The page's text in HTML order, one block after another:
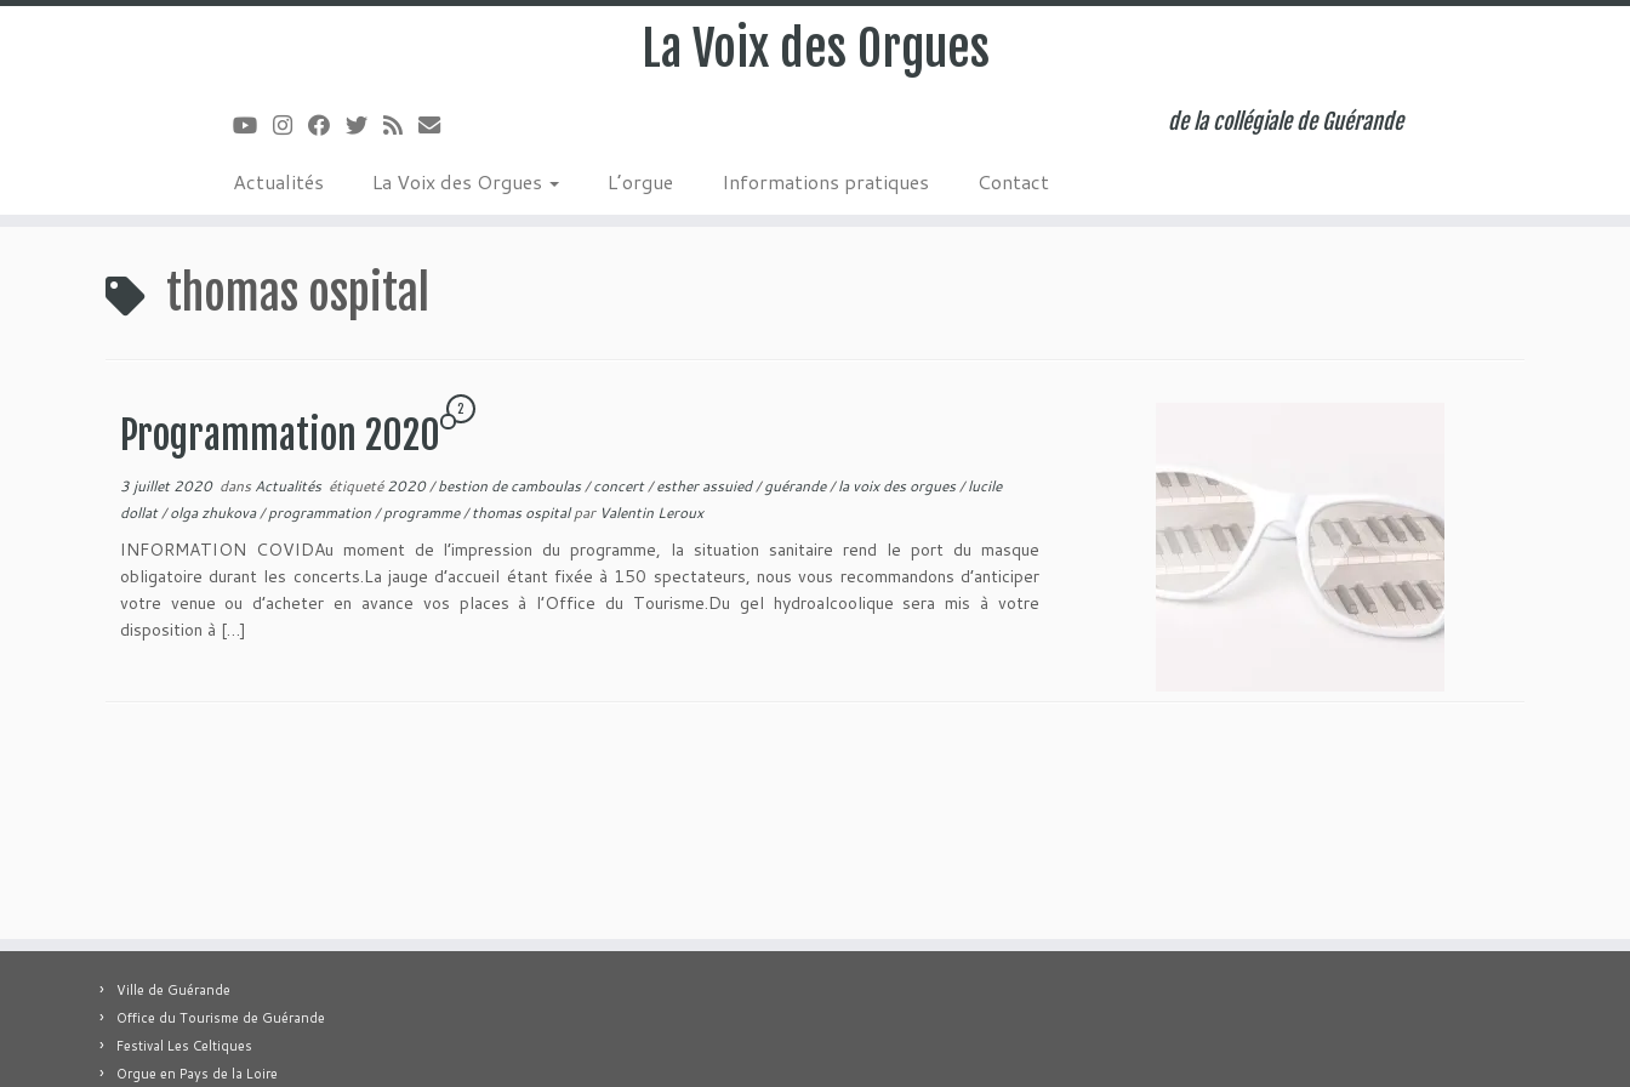
La Voix des Orgues
de la collégiale de Guérande
Actualités La Voix des Orgues L’orgue Informations pratiques Contact
thomas ospital
Programmation 2020
2
3 juillet 2020dans Actualités étiqueté2020/bestion de camboulas/concert/esther assuied/guérande/la voix des orgues/lucile
dollat/olga zhukova/programmation/programme/thomas ospitalpar Valentin Leroux
INFORMATION COVIDAu moment de l’impression du programme, la situation sanitaire rend le port du masque
obligatoire durant les concerts.La jauge d’accueil étant fixée à 150 spectateurs, nous vous recommandons d’anticiper
votre venue ou d’acheter en avance vos places à l’Office du Tourisme.Du gel hydroalcoolique sera mis à votre
disposition à […]
Ville de Guérande
Office du Tourisme de Guérande
Festival Les Celtiques
Orgue en Pays de la Loire